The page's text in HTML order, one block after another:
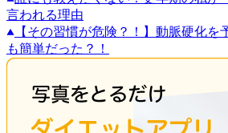
言われる理由
【その習慣が危険？！】動脈硬化を
も簡単だった？！